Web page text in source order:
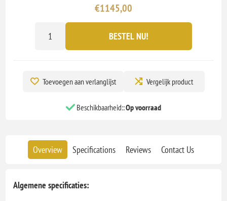
€1145,00
BESTEL NU!
Toevoegen aan verlanglijst Vergelijk product
Beschikbaarheid::Op voorraad
Overview Specifications Reviews Contact Us
Algemene specificaties: